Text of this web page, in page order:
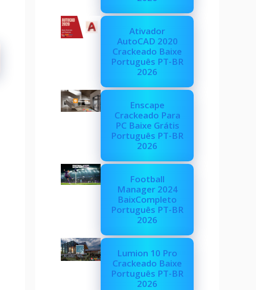
Ativador
AutoCAD 2020
Crackeado Baixe
Português PT-BR
2026
Enscape
Crackeado Para
PC Baixe Grátis
Português PT-BR
2026
Football
Manager 2024
BaixCompleto
Português PT-BR
2026
Lumion 10 Pro
Crackeado Baixe
Português PT-BR
2026